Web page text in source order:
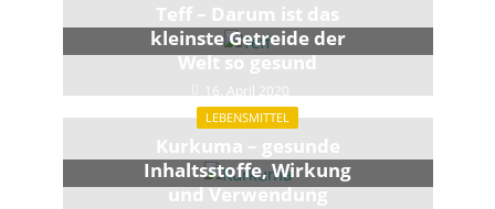
Teff – Darum ist das
kleinste Getreide der
Welt so gesund
16. April 2020
LEBENSMITTEL
Kurkuma – gesunde
Inhaltsstoffe, Wirkung
und Verwendung